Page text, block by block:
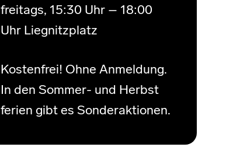
freitags, 15:30 Uhr – 18:00
Uhr Liegnitzplatz
Kostenfrei! Ohne Anmeldung.
In den Sommer- und Herbst
ferien gibt es Sonderaktionen.